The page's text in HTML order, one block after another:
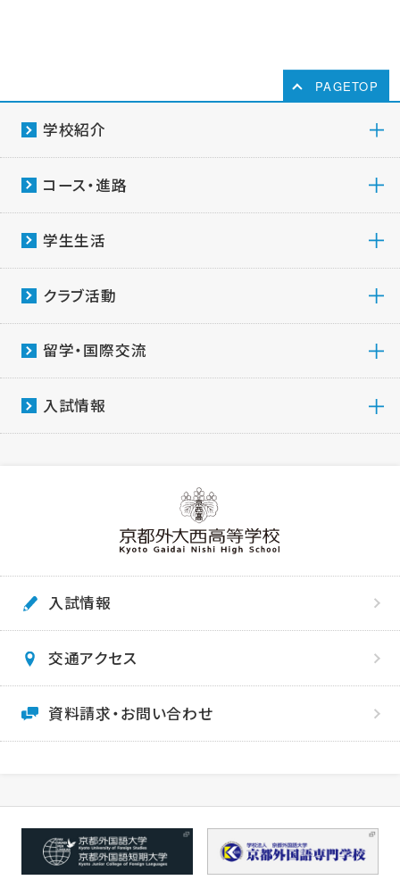
PAGETOP
学校紹介
コース・進路
学生生活
クラブ活動
留学・国際交流
入試情報
入試情報
交通アクセス
資料請求・お問い合わせ